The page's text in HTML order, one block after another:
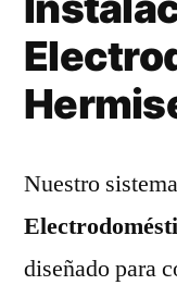
Nuestro
diseñado para